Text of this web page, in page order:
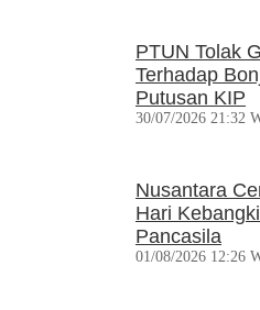
Sebaiknya
Justice
04/08/2026 13:15
Kopilot
Juta untuk
ke Indonesia
04/08/2026
PTUN Tolak
Terhadap
Putusan KIP
30/07/2026 21:32
Nusantara
Hari
Pancasila
01/08/2026 12:26